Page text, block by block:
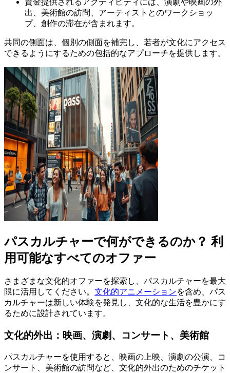
出、美術館の訪問、アーティストとのワークショッ
プ、創作の滞在が含まれます。
共同の側面は、個別の側面を補完し、若者が文化にアクセス
できるようにするための包括的なアプローチを提供します。
パスカルチャーで何ができるのか？ 利
用可能なすべてのオファー
さまざまな文化的オファーを探索し、パスカルチャーを最大
限に活用してください。 文化的アニメーションを含め、パス
カルチャーは新しい体験を発見し、文化的な生活を豊かにす
るために設計されています。
文化的外出：映画、演劇、コンサート、美術館
パスカルチャーを使用すると、映画の上映、演劇の公演、コ
ンサート、美術館の訪問など、文化的外出のためのチケット